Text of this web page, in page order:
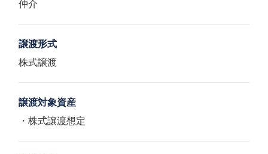
仲介
譲渡形式
株式譲渡
譲渡対象資産
・株式譲渡想定